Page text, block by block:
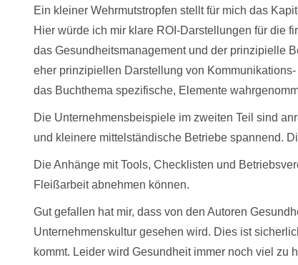
Ein kleiner Wehrmutstropfen stellt für mich das
Hier würde ich mir klare ROI-Darstellungen für die
das Gesundheitsmanagement und der prinzipielle
eher prinzipiellen Darstellung von
das Buchthema spezifische, Elemente
Die Unternehmensbeispiele im zweiten Teil sind
und kleinere mittelständische Betriebe spannend.
Die Anhänge mit Tools, Checklisten und
Fleißarbeit abnehmen können.
Gut gefallen hat mir, dass von den Autoren
Unternehmenskultur gesehen wird. Dies ist
kommt. Leider wird Gesundheit immer noch viel